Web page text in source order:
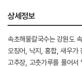
상세정보
속초해물칼국수는 강원도
오징어, 낙지, 홍합, 새우가
고추장, 고춧가루를 풀어서